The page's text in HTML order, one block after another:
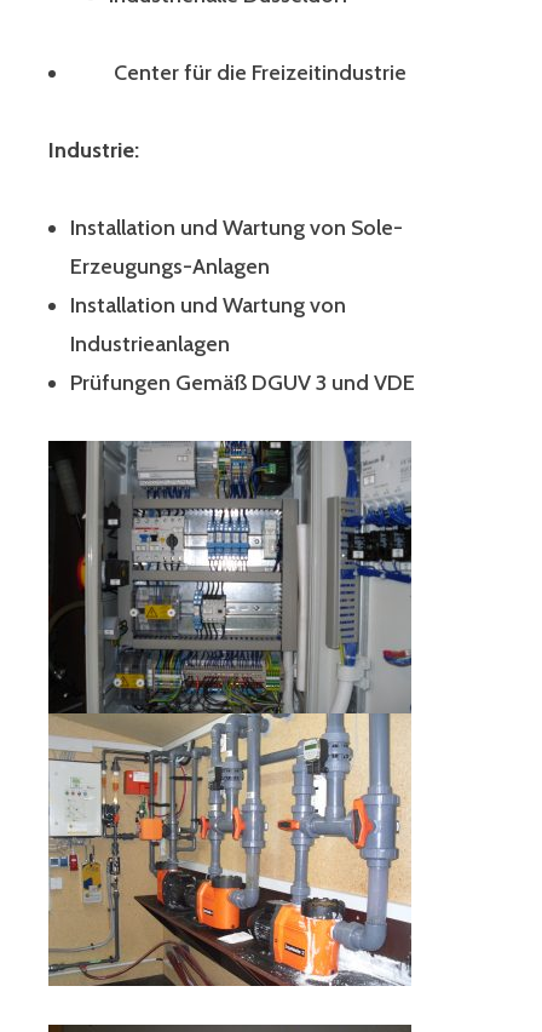
Center für die Freizeitindustrie
Industrie:
Installation und Wartung von Sole-
Erzeugungs-Anlagen
Installation und Wartung von
Industrieanlagen
Prüfungen Gemäß DGUV 3 und VDE